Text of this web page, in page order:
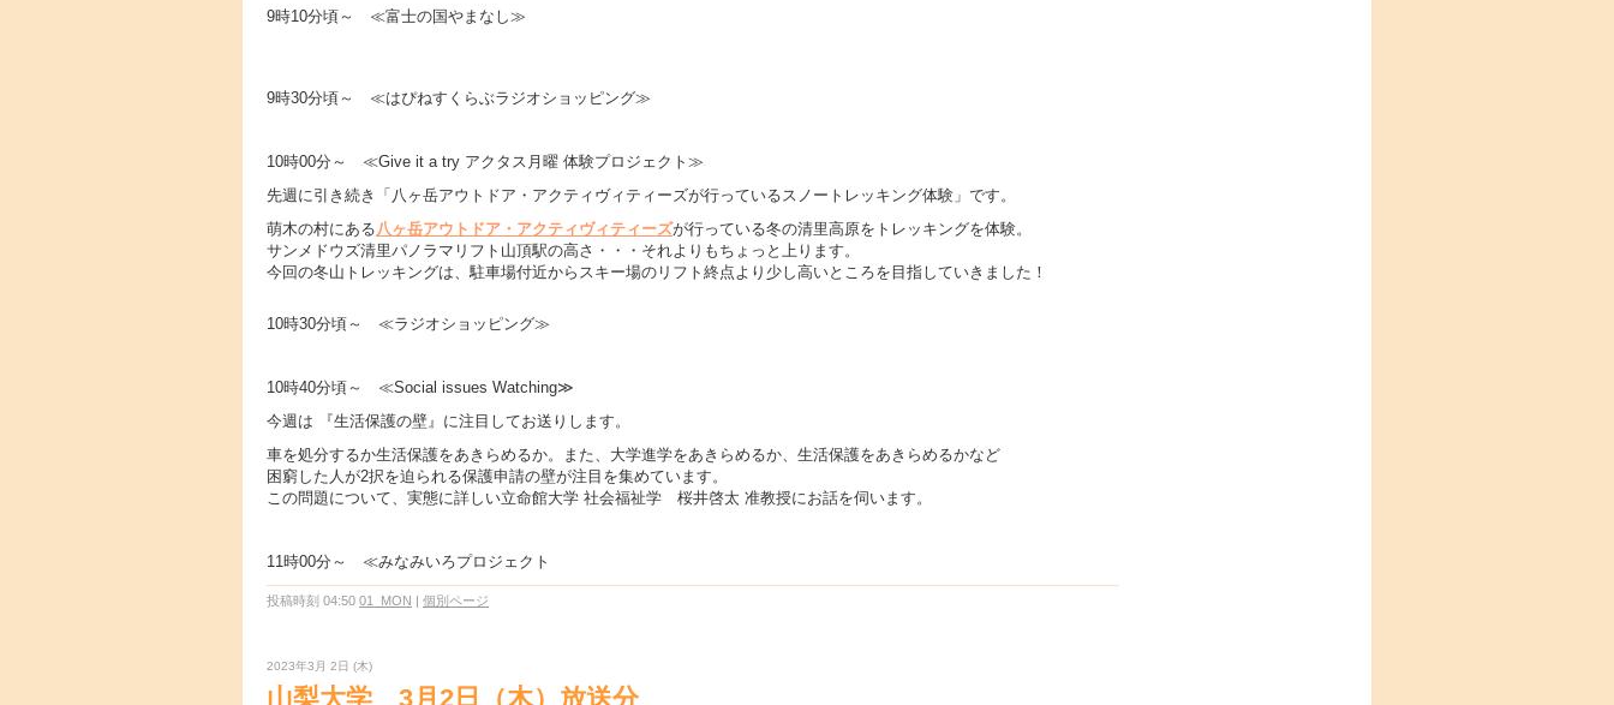
9時10分頃～ ≪富士の国やまなし≫
9時30分頃～ ≪はぴねすくらぶラジオショッピング≫
10時00分～ ≪Give it a try アクタス月曜 体験プロジェクト≫
先週に引き続き「八ヶ岳アウトドア・アクティヴィティーズが行っているスノートレッキング体験」です。
萌木の村にある八ヶ岳アウトドア・アクティヴィティーズが行っている冬の清里高原をトレッキングを体験。
サンメドウズ清里パノラマリフト山頂駅の高さ・・・それよりもちょっと上ります。
今回の冬山トレッキングは、駐車場付近からスキー場のリフト終点より少し高いところを目指していきました！
10時30分頃～ ≪ラジオショッピング≫
10時40分頃～ ≪Social issues Watching≫
今週は 『生活保護の壁』に注目してお送りします。
車を処分するか生活保護をあきらめるか。また、大学進学をあきらめるか、生活保護をあきらめるかなど
困窮した人が2択を迫られる保護申請の壁が注目を集めています。
この問題について、実態に詳しい立命館大学 社会福祉学 桜井啓太 准教授にお話を伺います。
11時00分～ ≪みなみいろプロジェクト
投稿時刻 04:50 01_MON | 個別ページ
2023年3月 2日 (木)
山梨大学 3月2日（木）放送分